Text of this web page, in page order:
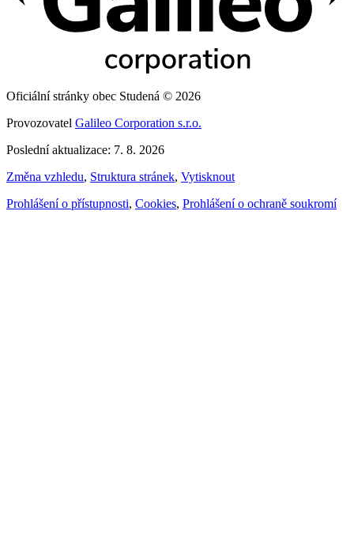
Oficiální stránky obec Studená © 2026
Provozovatel Galileo Corporation s.r.o.
Poslední aktualizace: 7. 8. 2026
Změna vzhledu, Struktura stránek, Vytisknout
Prohlášení o přístupnosti, Cookies, Prohlášení o ochraně soukromí